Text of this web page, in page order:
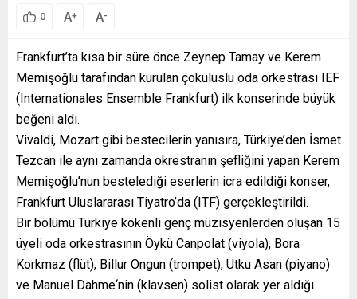
0 A+ A-
Frankfurt’ta kısa bir süre önce Zeynep Tamay ve Kerem
Memişoğlu tarafından kurulan çokuluslu oda orkestrası IEF
(Internationales Ensemble Frankfurt) ilk konserinde büyük
beğeni aldı.
Vivaldi, Mozart gibi bestecilerin yanısıra, Türkiye’den İsmet
Tezcan ile aynı zamanda okrestranın şefliğini yapan Kerem
Memişoğlu’nun bestelediği eserlerin icra edildiği konser,
Frankfurt Uluslararası Tiyatro’da (ITF) gerçekleştirildi.
Bir bölümü Türkiye kökenli genç müzisyenlerden oluşan 15
üyeli oda orkestrasının Öykü Canpolat (viyola), Bora
Korkmaz (flüt), Billur Ongun (trompet), Utku Asan (piyano)
ve Manuel Dahme‘nin (klavsen) solist olarak yer aldığı